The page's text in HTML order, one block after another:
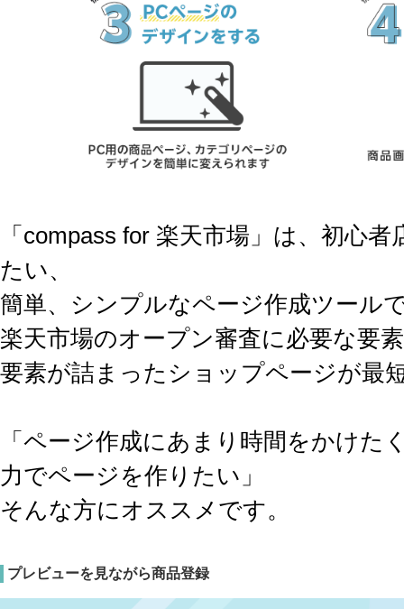
「compass for 楽天市場」は、初心
たい、
簡単、シンプルなページ作成ツール
楽天市場のオープン審査に必要な要
要素が詰まったショップページが最
「ページ作成にあまり時間をかけた
力でページを作りたい」
そんな方にオススメです。
プレビューを見ながら商品登録